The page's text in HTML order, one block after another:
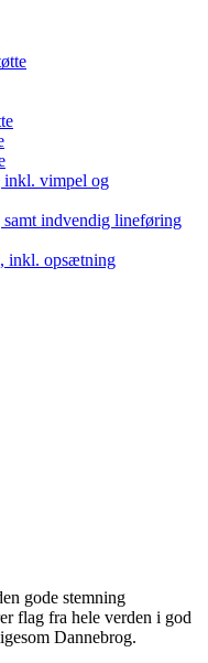
inkl. vimpel og
samt indvendig lineføring
inkl. opsætning
gode stemning
flag fra hele verden i god
Dannebrog.